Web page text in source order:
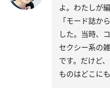
よ。わたしが
「モード誌か
した。当時、
セクシー系の
です。だけど
ものはどこに